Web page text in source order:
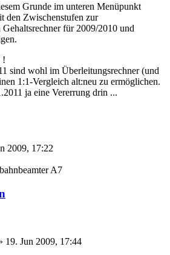
Grunde im unteren Menüpunkt
den Zwischenstufen zur
für 2009/2010 und
!
sind wohl im Überleitungsrechner (und
1:1-Vergleich alt:neu zu ermöglichen.
ja eine Vererrung drin ...
2009, 17:22
A7
19. Jun 2009, 17:44